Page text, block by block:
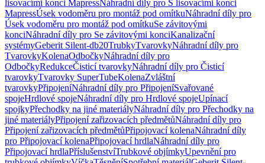
lisovacími konci MapressNáhradní díly pro S lisovacími konci
MapressÚsek vodoměru pro montáž pod omítkuNáhradní díly pro
Úsek vodoměru pro montáž pod omítkuSe závitovými
konciNáhradní díly pro Se závitovými konciKanalizační
systémyGeberit Silent-db20TrubkyTvarovkyNáhradní díly pro
TvarovkyKolenaOdbočkyNáhradní díly pro
OdbočkyRedukceČisticí tvarovkyNáhradní díly pro Čisticí
tvarovkyTvarovky SuperTubeKolenaZvláštní
tvarovkyPřipojeníNáhradní díly pro PřipojeníSvařované
spojeHrdlové spojeNáhradní díly pro Hrdlové spojeUpínací
spojkyPřechodky na jiné materiályNáhradní díly pro Přechodky na
jiné materiályPřipojení zařizovacích předmětůNáhradní díly pro
Připojení zařizovacích předmětůPřipojovací kolenaNáhradní díly
pro Připojovací kolenaPřipojovací hrdlaNáhradní díly pro
Připojovací hrdlaPříslušenstvíTrubkové objímkyUpevnění pro